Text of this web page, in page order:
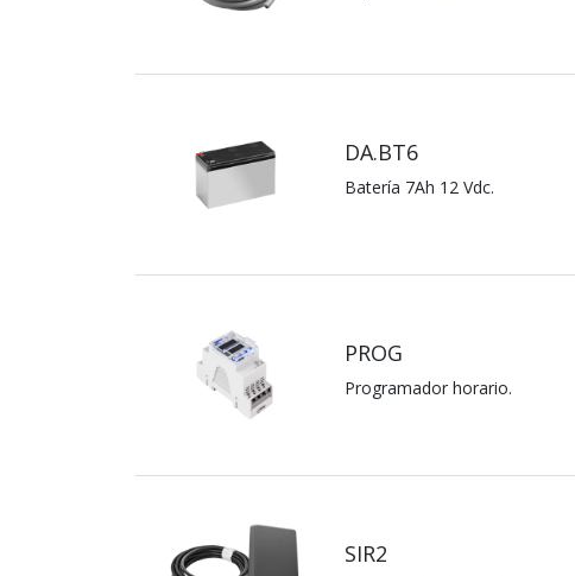
DA.BT6
Batería 7Ah 12 Vdc.
PROG
Programador horario.
SIR2